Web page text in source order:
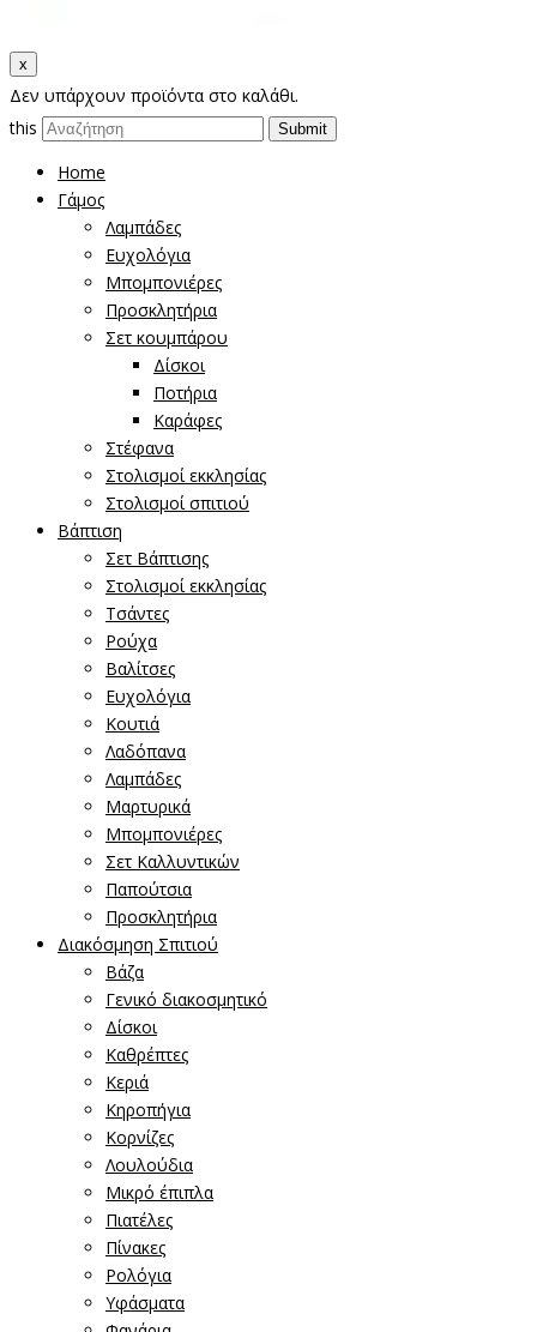
x
Δεν υπάρχουν προϊόντα στο καλάθι.
this
Home
Γάμος
Λαμπάδες
Ευχολόγια
Μπομπονιέρες
Προσκλητήρια
Σετ κουμπάρου
Δίσκοι
Ποτήρια
Καράφες
Στέφανα
Στολισμοί εκκλησίας
Στολισμοί σπιτιού
Βάπτιση
Σετ Βάπτισης
Στολισμοί εκκλησίας
Τσάντες
Ρούχα
Βαλίτσες
Ευχολόγια
Κουτιά
Λαδόπανα
Λαμπάδες
Μαρτυρικά
Μπομπονιέρες
Σετ Καλλυντικών
Παπούτσια
Προσκλητήρια
Διακόσμηση Σπιτιού
Βάζα
Γενικό διακοσμητικό
Δίσκοι
Καθρέπτες
Κεριά
Κηροπήγια
Κορνίζες
Λουλούδια
Μικρό έπιπλα
Πιατέλες
Πίνακες
Ρολόγια
Υφάσματα